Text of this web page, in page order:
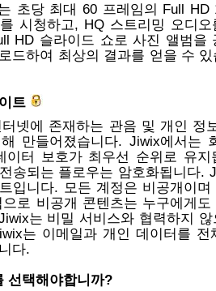
초당 최대 60 프레임의 Full HD
시청하고, HQ 스트리밍 오디
HD 슬라이드 쇼로 사진 앨범을
드하여 최상의 결과를 얻을 수
트
넷에 존재하는 관음 및 개인 정
만들어졌습니다. Jiwix에서는
이터 보호가 최우선 순위로 유지
송되는 플로우는 암호화됩니다.
입니다. 모든 계정은 비공개이
로 비공개 콘텐츠는 누구에게
는 비밀 서비스와 협력하지
는 이메일과 개인 데이터를 전
다.
선택해야합니까?